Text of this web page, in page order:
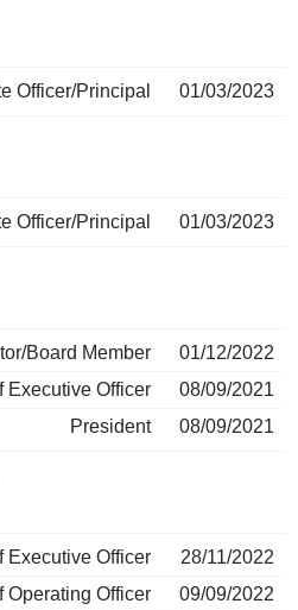
Officer/Principal 01/03/2023
Officer/Principal 01/03/2023
Board Member
01/12/2022
Executive Officer
08/09/2021
President
08/09/2021
Executive Officer
28/11/2022
Operating Officer
09/09/2022